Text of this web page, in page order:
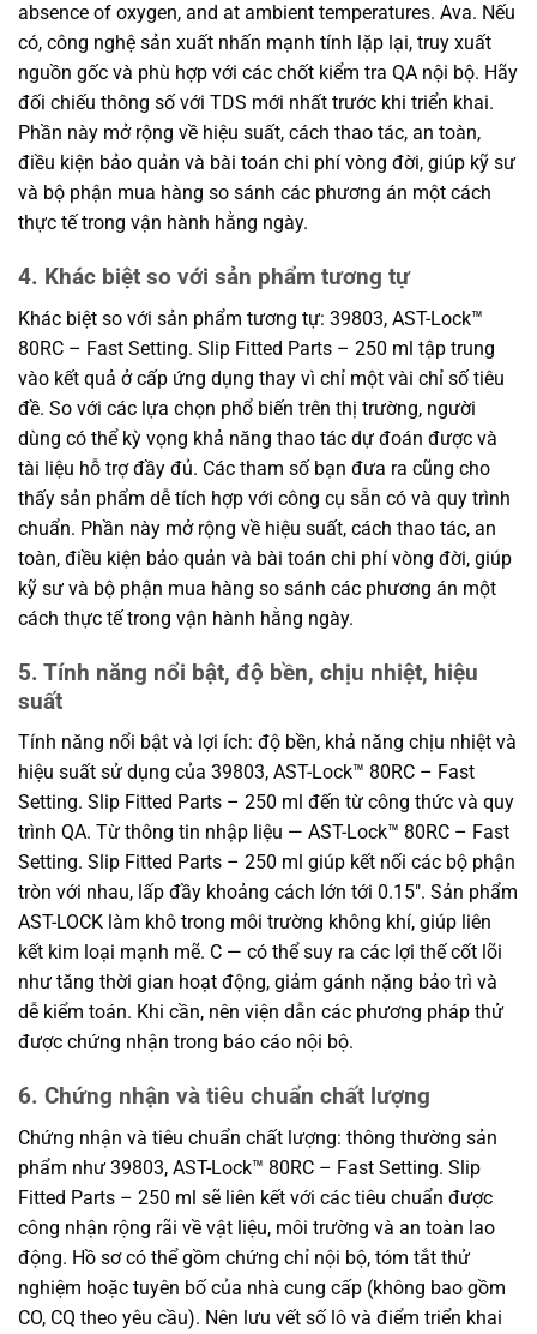
absence of oxygen, and at ambient temperatures. Ava. Nếu
có, công nghệ sản xuất nhấn mạnh tính lặp lại, truy xuất
nguồn gốc và phù hợp với các chốt kiểm tra QA nội bộ. Hãy
đối chiếu thông số với TDS mới nhất trước khi triển khai.
Phần này mở rộng về hiệu suất, cách thao tác, an toàn,
điều kiện bảo quản và bài toán chi phí vòng đời, giúp kỹ sư
và bộ phận mua hàng so sánh các phương án một cách
thực tế trong vận hành hằng ngày.
4. Khác biệt so với sản phẩm tương tự
Khác biệt so với sản phẩm tương tự: 39803, AST-Lock™
80RC – Fast Setting. Slip Fitted Parts – 250 ml tập trung
vào kết quả ở cấp ứng dụng thay vì chỉ một vài chỉ số tiêu
đề. So với các lựa chọn phổ biến trên thị trường, người
dùng có thể kỳ vọng khả năng thao tác dự đoán được và
tài liệu hỗ trợ đầy đủ. Các tham số bạn đưa ra cũng cho
thấy sản phẩm dễ tích hợp với công cụ sẵn có và quy trình
chuẩn. Phần này mở rộng về hiệu suất, cách thao tác, an
toàn, điều kiện bảo quản và bài toán chi phí vòng đời, giúp
kỹ sư và bộ phận mua hàng so sánh các phương án một
cách thực tế trong vận hành hằng ngày.
5. Tính năng nổi bật, độ bền, chịu nhiệt, hiệu
suất
Tính năng nổi bật và lợi ích: độ bền, khả năng chịu nhiệt và
hiệu suất sử dụng của 39803, AST-Lock™ 80RC – Fast
Setting. Slip Fitted Parts – 250 ml đến từ công thức và quy
trình QA. Từ thông tin nhập liệu — AST-Lock™ 80RC – Fast
Setting. Slip Fitted Parts – 250 ml giúp kết nối các bộ phận
tròn với nhau, lấp đầy khoảng cách lớn tới 0.15″. Sản phẩm
AST-LOCK làm khô trong môi trường không khí, giúp liên
kết kim loại mạnh mẽ. C — có thể suy ra các lợi thế cốt lõi
như tăng thời gian hoạt động, giảm gánh nặng bảo trì và
dễ kiểm toán. Khi cần, nên viện dẫn các phương pháp thử
được chứng nhận trong báo cáo nội bộ.
6. Chứng nhận và tiêu chuẩn chất lượng
Chứng nhận và tiêu chuẩn chất lượng: thông thường sản
phẩm như 39803, AST-Lock™ 80RC – Fast Setting. Slip
Fitted Parts – 250 ml sẽ liên kết với các tiêu chuẩn được
công nhận rộng rãi về vật liệu, môi trường và an toàn lao
động. Hồ sơ có thể gồm chứng chỉ nội bộ, tóm tắt thử
nghiệm hoặc tuyên bố của nhà cung cấp (không bao gồm
CO, CQ theo yêu cầu). Nên lưu vết số lô và điểm triển khai